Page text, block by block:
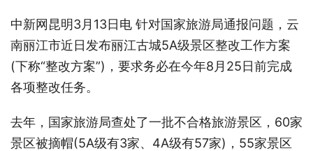
中新网昆明3月13日电 针对国家旅游局通报问题，云
南丽江市近日发布丽江古城5A级景区整改工作方案
(下称“整改方案”)，要求务必在今年8月25日前完成
各项整改任务。
去年，国家旅游局查处了一批不合格旅游景区，60家
景区被摘帽(5A级有3家、4A级有57家)，55家景区